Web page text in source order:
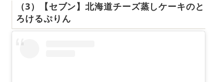
（3）【セブン】北海道チーズ蒸しケーキのと
ろけるぷりん